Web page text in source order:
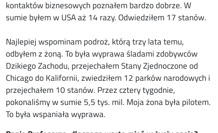
kontaktów biznesowych poznałem bardzo dobrze. W
sumie byłem w USA aż 14 razy. Odwiedziłem 17 stanów.
Najlepiej wspominam podroż, którą trzy lata temu,
odbyłem z żoną. To była wyprawa śladami zdobywców
Dzikiego Zachodu, przejechałem Stany Zjednoczone od
Chicago do Kalifornii, zwiedziłem 12 parków narodowych i
przejechałem 10 stanów. Przez cztery tygodnie,
pokonaliśmy w sumie 5,5 tys. mil. Moja żona była pilotem.
To była wspaniała wyprawa.